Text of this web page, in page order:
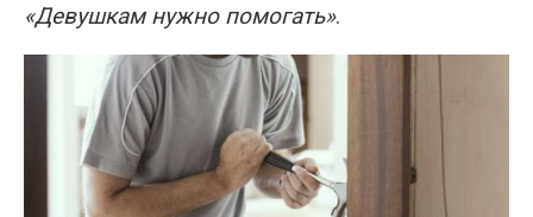
«Девушкам нужно помогать».